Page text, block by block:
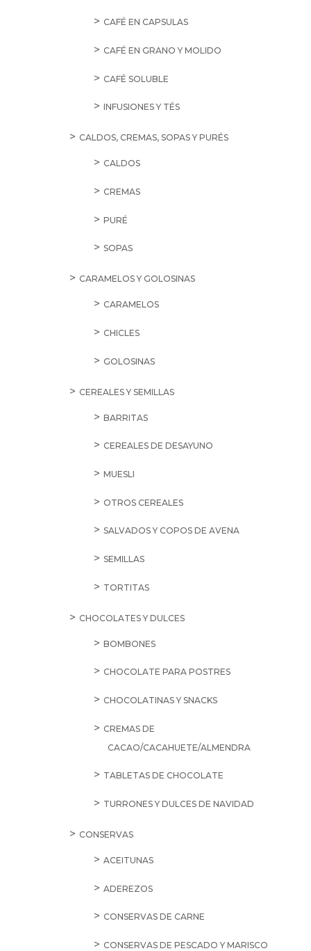
CAFÉ EN CAPSULAS
CAFÉ EN GRANO Y MOLIDO
CAFÉ SOLUBLE
INFUSIONES Y TÉS
CALDOS, CREMAS, SOPAS Y PURÉS
CALDOS
CREMAS
PURÉ
SOPAS
CARAMELOS Y GOLOSINAS
CARAMELOS
CHICLES
GOLOSINAS
CEREALES Y SEMILLAS
BARRITAS
CEREALES DE DESAYUNO
MUESLI
OTROS CEREALES
SALVADOS Y COPOS DE AVENA
SEMILLAS
TORTITAS
CHOCOLATES Y DULCES
BOMBONES
CHOCOLATE PARA POSTRES
CHOCOLATINAS Y SNACKS
CREMAS DE
CACAO/CACAHUETE/ALMENDRA
TABLETAS DE CHOCOLATE
TURRONES Y DULCES DE NAVIDAD
CONSERVAS
ACEITUNAS
ADEREZOS
CONSERVAS DE CARNE
CONSERVAS DE PESCADO Y MARISCO